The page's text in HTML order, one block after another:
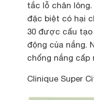
tắc lỗ chân
đặc biệt có hại
30 được cấu
động của nắng.
chống nắng
Clinique Super